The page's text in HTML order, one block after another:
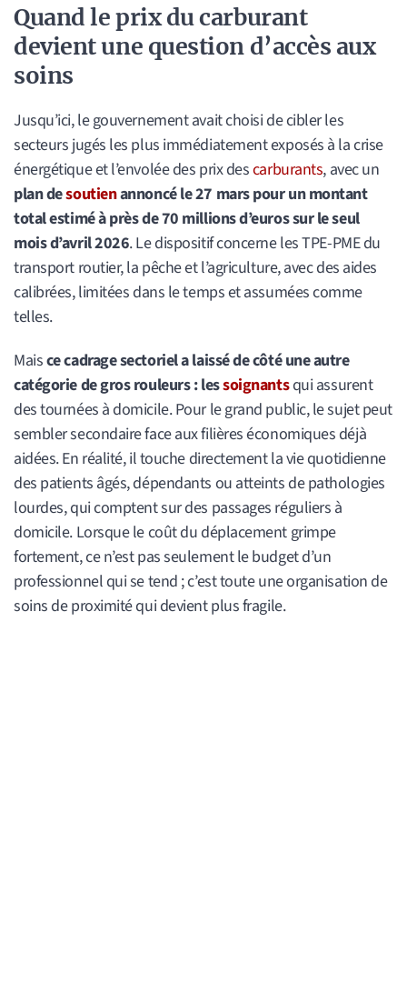
Quand le prix du carburant
devient une question d’accès aux
soins
Jusqu’ici, le gouvernement avait choisi de cibler les
secteurs jugés les plus immédiatement exposés à la crise
énergétique et l’envolée des prix descarburants, avec un
plan desoutienannoncé le 27 mars pour un montant
total estimé à près de 70 millions d’euros sur le seul
mois d’avril 2026. Le dispositif concerne les TPE-PME du
transport routier, la pêche et l’agriculture, avec des aides
calibrées, limitées dans le temps et assumées comme
telles.
Maisce cadrage sectoriel a laissé de côté une autre
catégorie de gros rouleurs : lessoignantsqui assurent
des tournées à domicile. Pour le grand public, le sujet peut
sembler secondaire face aux filières économiques déjà
aidées. En réalité, il touche directement la vie quotidienne
des patients âgés, dépendants ou atteints de pathologies
lourdes, qui comptent sur des passages réguliers à
domicile. Lorsque le coût du déplacement grimpe
fortement, ce n’est pas seulement le budget d’un
professionnel qui se tend ; c’est toute une organisation de
soins de proximité qui devient plus fragile.